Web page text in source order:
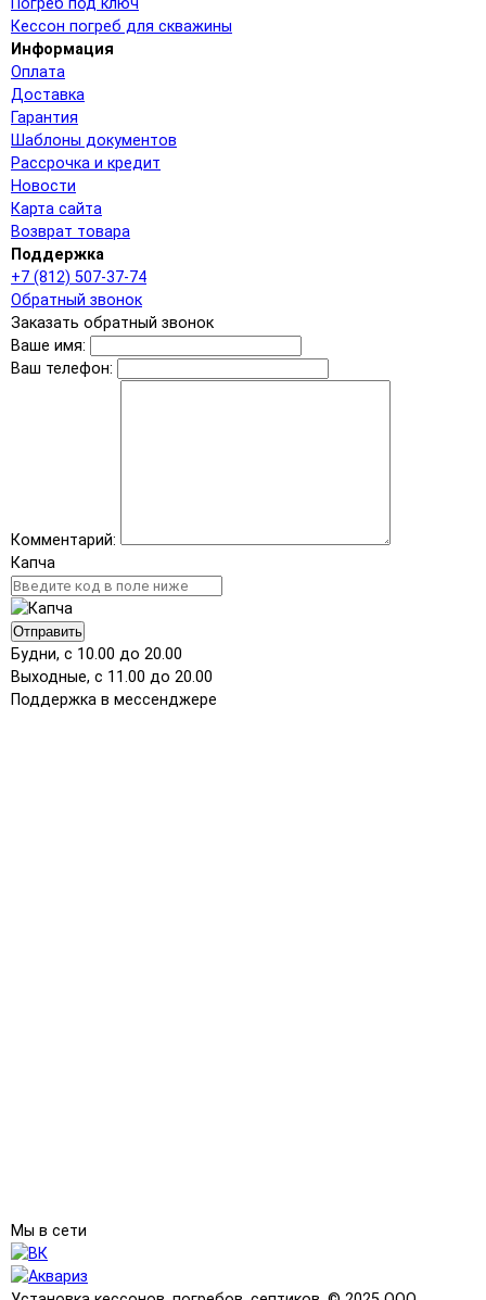
Погреб под ключ
Кессон погреб для скважины
Информация
Оплата
Доставка
Гарантия
Шаблоны документов
Рассрочка и кредит
Новости
Карта сайта
Возврат товара
Поддержка
+7 (812) 507-37-74
Обратный звонок
Заказать обратный звонок
Ваше имя:
Ваш телефон:
Комментарий:
Капча
Отправить
Будни, с 10.00 до 20.00
Выходные, с 11.00 до 20.00
Поддержка в мессенджере
Мы в сети